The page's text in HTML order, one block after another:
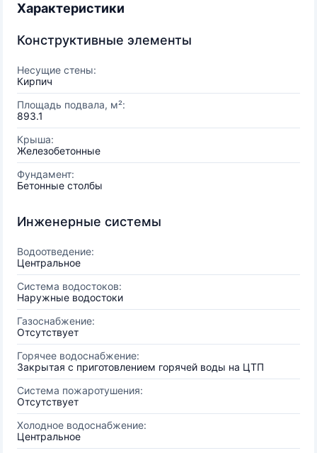
Характеристики
Конструктивные элементы
Несущие стены:
Кирпич
Площадь подвала, м²:
893.1
Крыша:
Железобетонные
Фундамент:
Бетонные столбы
Инженерные системы
Водоотведение:
Центральное
Система водостоков:
Наружные водостоки
Газоснабжение:
Отсутствует
Горячее водоснабжение:
Закрытая с приготовлением горячей воды на ЦТП
Система пожаротушения:
Отсутствует
Холодное водоснабжение:
Центральное